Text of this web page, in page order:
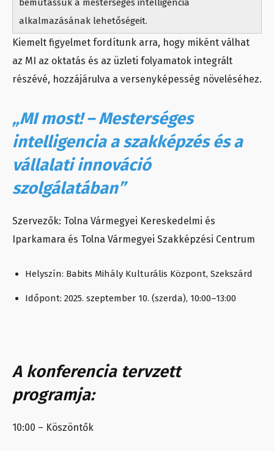
bemutassuk a mesterséges intelligencia
alkalmazásának lehetőségeit.
Kiemelt figyelmet fordítunk arra, hogy miként válhat
az MI az oktatás és az üzleti folyamatok integrált
részévé, hozzájárulva a versenyképesség növeléséhez.
„MI most! – Mesterséges
intelligencia a szakképzés és a
vállalati innováció
szolgálatában”
Szervezők: Tolna Vármegyei Kereskedelmi és
Iparkamara és Tolna Vármegyei Szakképzési Centrum
Helyszín: Babits Mihály Kulturális Központ, Szekszárd
Időpont: 2025. szeptember 10. (szerda), 10:00–13:00
A konferencia tervzett
programja:
10:00 – Köszöntők